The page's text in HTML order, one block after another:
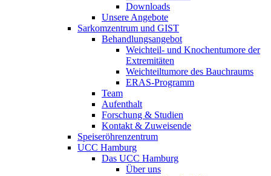
Downloads
Unsere Angebote
Sarkomzentrum und GIST
Behandlungsangebot
Weichteil- und Knochentumore der
Extremitäten
Weichteiltumore des Bauchraums
ERAS-Programm
Team
Aufenthalt
Forschung & Studien
Kontakt & Zuweisende
Speiseröhrenzentrum
UCC Hamburg
Das UCC Hamburg
Über uns